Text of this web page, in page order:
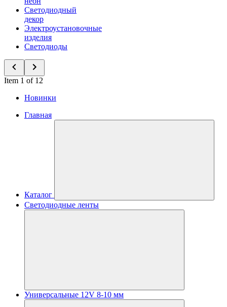
Светодиодный
декор
Электроустановочные
изделия
Светодиоды
Item 1 of 12
Новинки
Главная
Каталог
Светодиодные ленты
Универсальные 12V 8-10 мм